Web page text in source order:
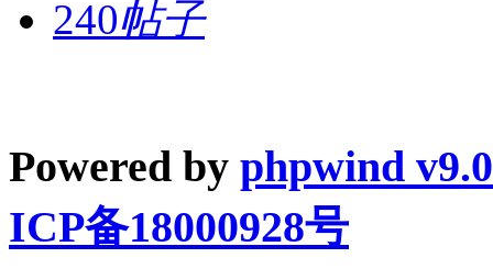
240帖子
Powered by phpwind
ICP备18000928号